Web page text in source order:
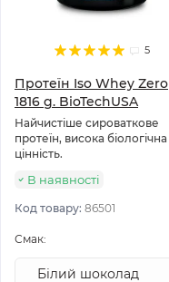
5
Протеїн Iso Whey Zero
1816 g. BioTechUSA
Найчистіше сироваткове
протеїн, висока біологічна
цінність.
В наявності
Код товару: 86501
Смак: